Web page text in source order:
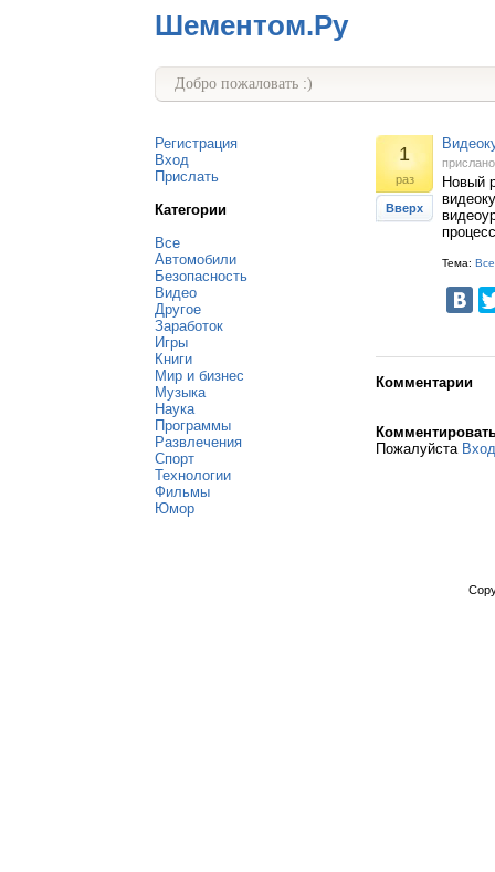
Шементом.Ру
Добро пожаловать :)
Регистрация
Вход
Прислать
Категории
Все
Автомобили
Безопасность
Видео
Другое
Заработок
Игры
Книги
Мир и бизнес
Музыка
Наука
Программы
Развлечения
Спорт
Технологии
Фильмы
Юмор
1
раз
Вверх
Новый
Тема: Все
Комментарии
Пожалуйста Вход